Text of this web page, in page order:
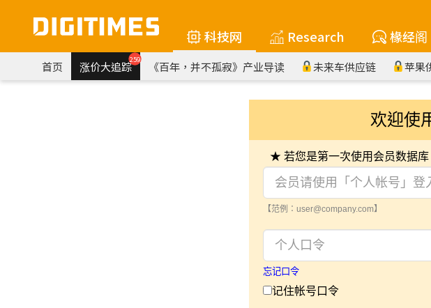
科技网 Research 椽经阁
首页 涨价大追踪259 《百年，并不孤寂》产业导读 未来车供应链 苹果
欢迎使
★ 若您是第一次使用会员数据库
【范例：user@company.com】
忘记口令
记住帐号口令